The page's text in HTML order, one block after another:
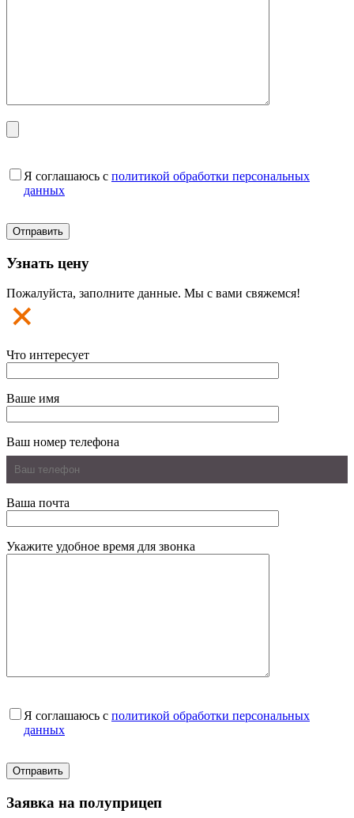
Я соглашаюсь с политикой обработки персональных
данных
Узнать цену
Пожалуйста, заполните данные. Мы с вами свяжемся!
Что интересует
Ваше имя
Ваш номер телефона
Ваша почта
Укажите удобное время для звонка
Я соглашаюсь с политикой обработки персональных
данных
Заявка на полуприцеп